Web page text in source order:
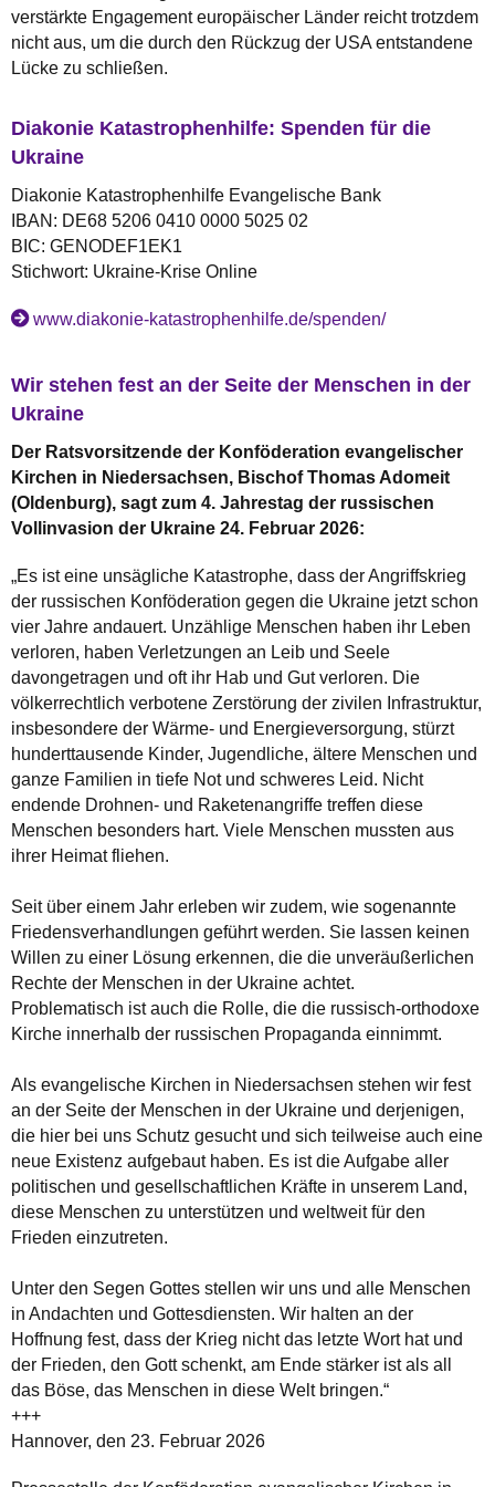
verstärkte Engagement europäischer Länder reicht trotzdem
nicht aus, um die durch den Rückzug der USA entstandene
Lücke zu schließen.
Diakonie Katastrophenhilfe: Spenden für die
Ukraine
Diakonie Katastrophenhilfe Evangelische Bank
IBAN: DE68 5206 0410 0000 5025 02
BIC: GENODEF1EK1
Stichwort: Ukraine-Krise Online
​​​​​​​www.diakonie-katastrophenhilfe.de/spenden/
Wir stehen fest an der Seite der Menschen in der
Ukraine
Der Ratsvorsitzende der Konföderation evangelischer
Kirchen in Niedersachsen, Bischof Thomas Adomeit
(Oldenburg), sagt zum 4. Jahrestag der russischen
Vollinvasion der Ukraine 24. Februar 2026:
„Es ist eine unsägliche Katastrophe, dass der Angriffskrieg
der russischen Konföderation gegen die Ukraine jetzt schon
vier Jahre andauert. Unzählige Menschen haben ihr Leben
verloren, haben Verletzungen an Leib und Seele
davongetragen und oft ihr Hab und Gut verloren. Die
völkerrechtlich verbotene Zerstörung der zivilen Infrastruktur,
insbesondere der Wärme- und Energieversorgung, stürzt
hunderttausende Kinder, Jugendliche, ältere Menschen und
ganze Familien in tiefe Not und schweres Leid. Nicht
endende Drohnen- und Raketenangriffe treffen diese
Menschen besonders hart. Viele Menschen mussten aus
ihrer Heimat fliehen.
Seit über einem Jahr erleben wir zudem, wie sogenannte
Friedensverhandlungen geführt werden. Sie lassen keinen
Willen zu einer Lösung erkennen, die die unveräußerlichen
Rechte der Menschen in der Ukraine achtet.
Problematisch ist auch die Rolle, die die russisch-orthodoxe
Kirche innerhalb der russischen Propaganda einnimmt.
Als evangelische Kirchen in Niedersachsen stehen wir fest
an der Seite der Menschen in der Ukraine und derjenigen,
die hier bei uns Schutz gesucht und sich teilweise auch eine
neue Existenz aufgebaut haben. Es ist die Aufgabe aller
politischen und gesellschaftlichen Kräfte in unserem Land,
diese Menschen zu unterstützen und weltweit für den
Frieden einzutreten.
Unter den Segen Gottes stellen wir uns und alle Menschen
in Andachten und Gottesdiensten. Wir halten an der
Hoffnung fest, dass der Krieg nicht das letzte Wort hat und
der Frieden, den Gott schenkt, am Ende stärker ist als all
das Böse, das Menschen in diese Welt bringen.“
+++
Hannover, den 23. Februar 2026